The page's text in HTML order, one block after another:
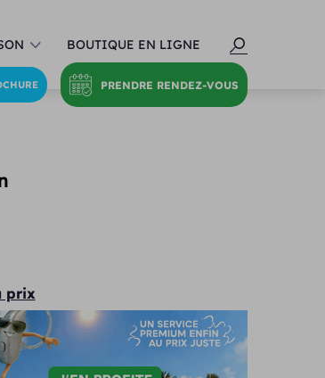
BOUTIQUE EN LIGNE
PRENDRE RENDEZ-VOUS
prix